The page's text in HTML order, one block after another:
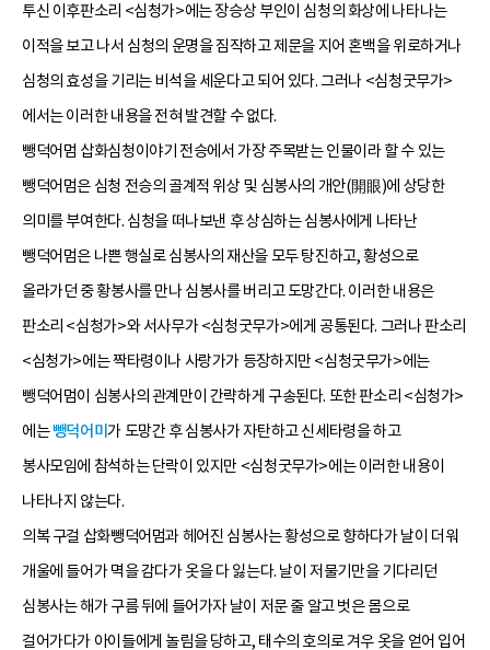
투신 이후판소리 <심청가>에는 장승상 부인이 심청의 화상에 나타나는
이적을 보고 나서 심청의 운명을 짐작하고 제문을 지어 혼백을 위로하거나
심청의 효성을 기리는 비석을 세운다고 되어 있다. 그러나 <심청굿무가>
에서는 이러한 내용을 전혀 발견할 수 없다.
뺑덕어멈 삽화심청이야기 전승에서 가장 주목받는 인물이라 할 수 있는
뺑덕어멈은 심청 전승의 골계적 위상 및 심봉사의 개안(開眼)에 상당한
의미를 부여한다. 심청을 떠나보낸 후 상심하는 심봉사에게 나타난
뺑덕어멈은 나쁜 행실로 심봉사의 재산을 모두 탕진하고, 황성으로
올라가던 중 황봉사를 만나 심봉사를 버리고 도망간다. 이러한 내용은
판소리 <심청가>와 서사무가 <심청굿무가>에게 공통된다. 그러나 판소리
<심청가>에는 짝타령이나 사랑가가 등장하지만 <심청굿무가>에는
뺑덕어멈이 심봉사의 관계만이 간략하게 구송된다. 또한 판소리 <심청가>
에는뺑덕어미가 도망간 후 심봉사가 자탄하고 신세타령을 하고
봉사모임에 참석하는 단락이 있지만 <심청굿무가>에는 이러한 내용이
나타나지 않는다.
의복 구걸 삽화뺑덕어멈과 헤어진 심봉사는 황성으로 향하다가 날이 더워
개울에 들어가 멱을 감다가 옷을 다 잃는다. 날이 저물기만을 기다리던
심봉사는 해가 구름 뒤에 들어가자 날이 저문 줄 알고 벗은 몸으로
걸어가다가 아이들에게 놀림을 당하고, 태수의 호의로 겨우 옷을 얻어 입어